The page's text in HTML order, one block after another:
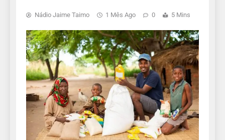
Nádio Jaime Taimo 1 Mês Ago 0 5 Mins